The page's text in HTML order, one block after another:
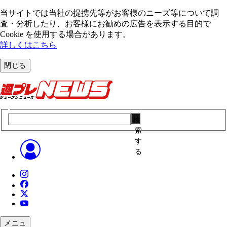
当サイトでは当社の提携先等がお客様のニーズ等について調
査・分析したり、お客様にお勧めの広告を表⽰する⽬的で
Cookie を使⽤する場合があります。
詳しくはこちら
閉じる
索
す
る
メニュ